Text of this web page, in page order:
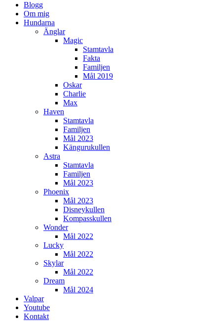
innehåll
Freestylehundar.se
Blogg
Om mig
Hundarna
Änglar
Magic
Stamtavla
Fakta
Familjen
Mål 2019
Oskar
Charlie
Max
Haven
Stamtavla
Familjen
Mål 2023
Kängurukullen
Astra
Stamtavla
Familjen
Mål 2023
Phoenix
Mål 2023
Disneykullen
Kompasskullen
Wonder
Mål 2022
Lucky
Mål 2022
Skylar
Mål 2022
Dream
Mål 2024
Valpar
Youtube
Kontakt